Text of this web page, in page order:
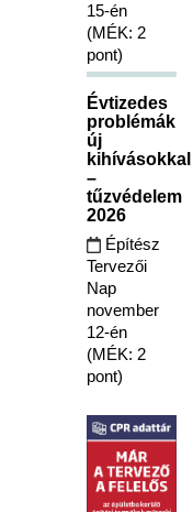
15-én
(MÉK: 2
pont)
Évtizedes
problémák
új
kihívásokkal
–
tűzvédelem
2026
Építész
Tervezői
Nap
november
12-én
(MÉK: 2
pont)